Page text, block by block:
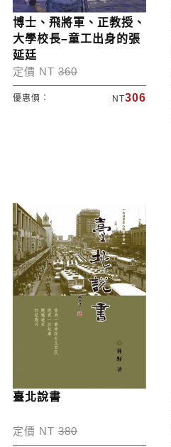
博士、飛將軍、正教授、
大學校長–童工出身的張
延廷
定價 NT 360
優惠價： NT306
臺北說書
定價 NT 380